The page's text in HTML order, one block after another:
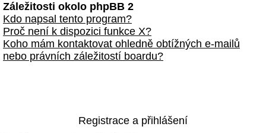
Záležitosti okolo phpBB 2
Kdo napsal tento program?
Proč není k dispozici funkce X?
Koho mám kontaktovat ohledně obtížných e-mailů
nebo právních záležitostí boardu?
Registrace a přihlášení